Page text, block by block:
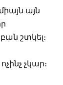
այն
շտկել։
չկար։